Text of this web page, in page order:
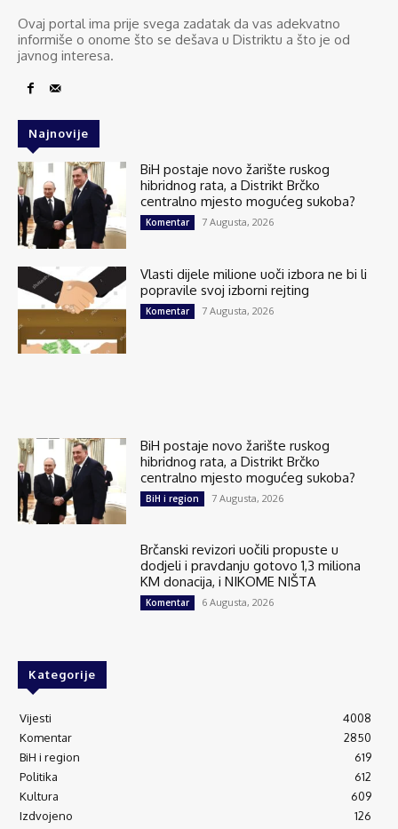
Ovaj portal ima prije svega zadatak da vas adekvatno
informiše o onome što se dešava u Distriktu a što je od
javnog interesa.
Najnovije
BiH postaje novo žarište ruskog
hibridnog rata, a Distrikt Brčko
centralno mjesto mogućeg sukoba?
Komentar 7 Augusta, 2026
Vlasti dijele milione uoči izbora ne bi li
popravile svoj izborni rejting
Komentar 7 Augusta, 2026
BiH postaje novo žarište ruskog
hibridnog rata, a Distrikt Brčko
centralno mjesto mogućeg sukoba?
BiH i region 7 Augusta, 2026
Brčanski revizori uočili propuste u
dodjeli i pravdanju gotovo 1,3 miliona
KM donacija, i NIKOME NIŠTA
Komentar 6 Augusta, 2026
Kategorije
Vijesti
4008
Komentar
2850
BiH i region
619
Politika
612
Kultura
609
Izdvojeno
126